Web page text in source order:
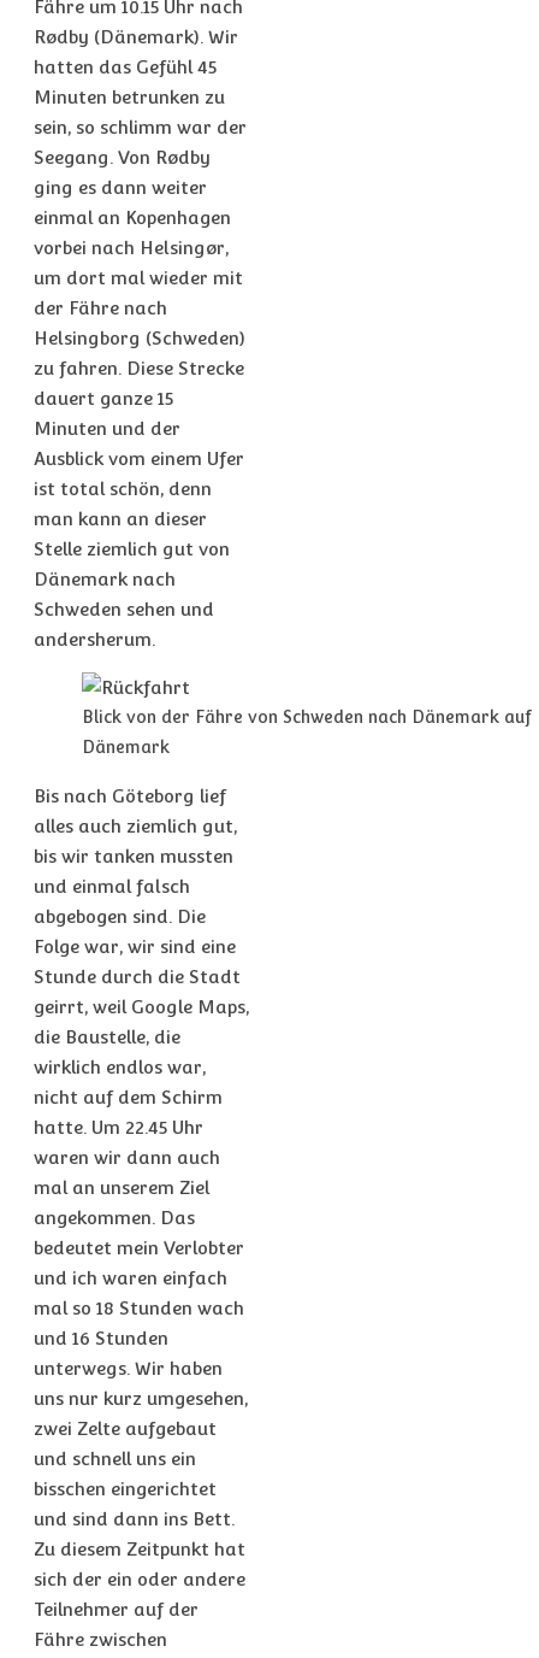
Fähre um 10.15 Uhr nach
Rødby (Dänemark). Wir
hatten das Gefühl 45
Minuten betrunken zu
sein, so schlimm war der
Seegang. Von Rødby
ging es dann weiter
einmal an Kopenhagen
vorbei nach Helsingør,
um dort mal wieder mit
der Fähre nach
Helsingborg (Schweden)
zu fahren. Diese Strecke
dauert ganze 15
Minuten und der
Ausblick vom einem Ufer
ist total schön, denn
man kann an dieser
Stelle ziemlich gut von
Dänemark nach
Schweden sehen und
andersherum.
Blick von der Fähre von Schweden nach Dänemark auf
Dänemark
Bis nach Göteborg lief
alles auch ziemlich gut,
bis wir tanken mussten
und einmal falsch
abgebogen sind. Die
Folge war, wir sind eine
Stunde durch die Stadt
geirrt, weil Google Maps,
die Baustelle, die
wirklich endlos war,
nicht auf dem Schirm
hatte. Um 22.45 Uhr
waren wir dann auch
mal an unserem Ziel
angekommen. Das
bedeutet mein Verlobter
und ich waren einfach
mal so 18 Stunden wach
und 16 Stunden
unterwegs. Wir haben
uns nur kurz umgesehen,
zwei Zelte aufgebaut
und schnell uns ein
bisschen eingerichtet
und sind dann ins Bett.
Zu diesem Zeitpunkt hat
sich der ein oder andere
Teilnehmer auf der
Fähre zwischen